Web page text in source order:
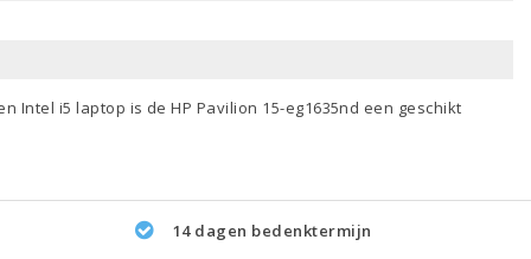
Intel i5 laptop is de HP Pavilion 15-eg1635nd een geschikt
14 dagen bedenktermijn